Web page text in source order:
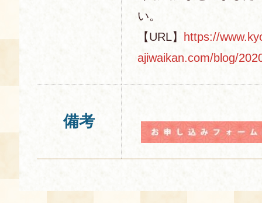
い。
【URL】 https://
ajiwaikan.com/blog/
備考